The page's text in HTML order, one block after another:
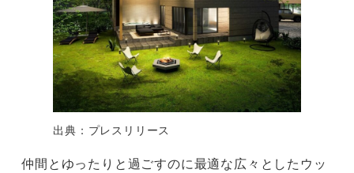
出典：プレスリリース
仲間とゆったりと過ごすのに最適な広々としたウッ